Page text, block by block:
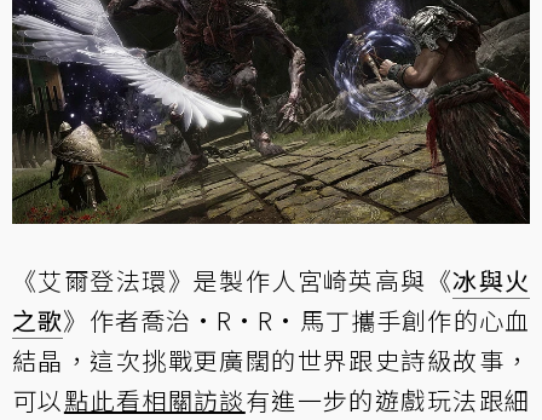
《艾爾登法環》是製作人宮崎英高與《冰與火
之歌》作者喬治·R·R·馬丁攜手創作的心血
結晶，這次挑戰更廣闊的世界跟史詩級故事，
可以點此看相關訪談有進一步的遊戲玩法跟細